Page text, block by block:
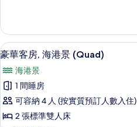
連
客
房
(Random
bed
assigned-
1Double+2Single)
相
連
客
(Random
bed
1Double+2Single)
詳
載
入
所
有
豪
華
1
豪華客房, 海港景 (Quad)
海港景
1 間睡房
可容納 4 人 (按實質預訂人數入住)
2 張標準雙人床